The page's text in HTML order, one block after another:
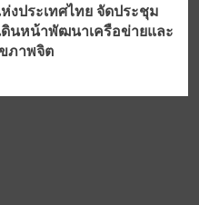
งประเทศไทย จัดประชุม
ดินหน้าพัฒนาเครือข่ายและ
ภาพจิต